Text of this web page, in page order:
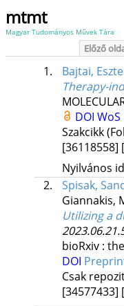
mtmt
Magyar Tudományos Művek Tára
Előző
1. Bajtai,
Therapy-
DOI WoS
Szakcikk
[36118558]
Nyilvános
2.
Spisak,
Giannakis,
Utilizing a
bioRxiv :
DOI
Csak
[34577433]